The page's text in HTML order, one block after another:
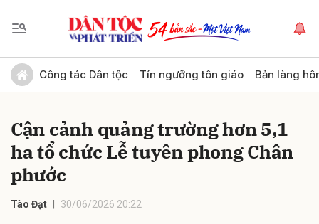
Công tác Dân tộc Tín ngưỡng tôn giáo Bản làng
Cận cảnh quảng trường hơn 5,1
ha tổ chức Lễ tuyên phong Chân
phước
Tào Đạt 30/06/2026 20:22
Gửi bình luận